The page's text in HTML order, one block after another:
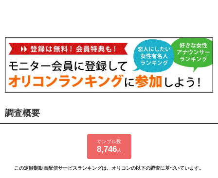
調査概要
サンプル数
8,746人
この定額制動画配信サービスランキングは、オリコンの以下の調査に基づいています。